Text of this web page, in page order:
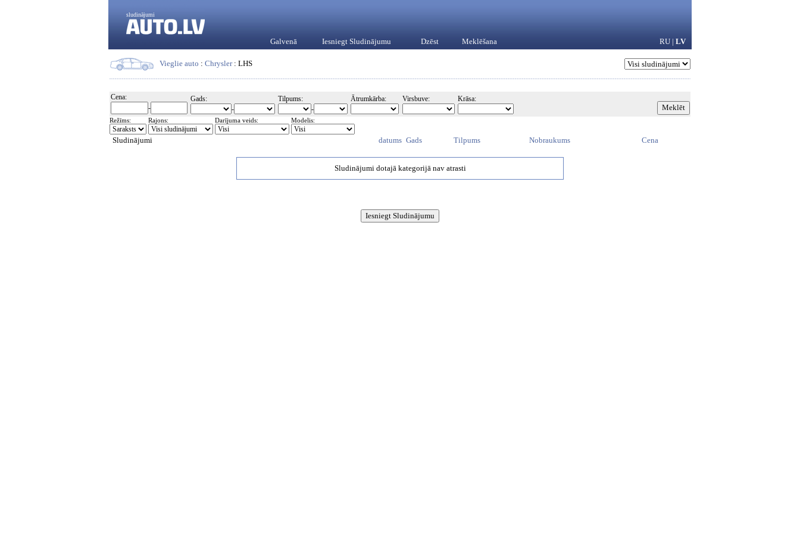
sludinājumi
Galvenā Iesniegt Sludinājumu Dzēst Meklēšana RU | LV
Vieglie auto : Chrysler: LHS
Cena:
-
Gads:
-
Tilpums:
-
Ātrumkārba: Virsbuve: Krāsa:
Režīms: Rajons: Darījuma veids: Modelis:
Sludinājumi datums Gads Tilpums Nobraukums Cena
Sludinājumi dotajā kategorijā nav atrasti